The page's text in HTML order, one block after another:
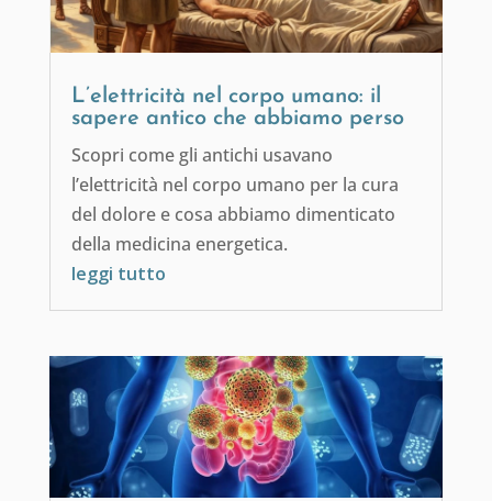
L’elettricità nel corpo umano: il
sapere antico che abbiamo perso
Scopri come gli antichi usavano
l’elettricità nel corpo umano per la cura
del dolore e cosa abbiamo dimenticato
della medicina energetica.
leggi tutto